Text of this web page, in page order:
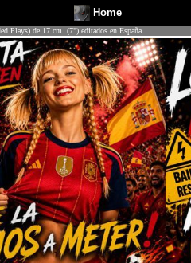
Home
Plays) de 17 cm. (7") editados en España.